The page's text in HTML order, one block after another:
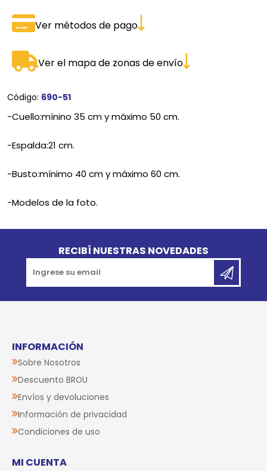
Ver métodos de pago
Ver el mapa de zonas de envío
Código: 690-51
-Cuello:mínino 35 cm y máximo 50 cm.
-Espalda:21 cm.
-Busto:mínimo 40 cm y máximo 60 cm.
-Modelos de la foto.
RECIBÍ NUESTRAS NOVEDADES
INFORMACIÓN
Sobre Nosotros
Descuento BROU
Envíos y devoluciones
Información de privacidad
Condiciones de uso
MI CUENTA